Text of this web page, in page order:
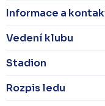
Informace a
Vedení klubu
Stadion
Rozpis ledu